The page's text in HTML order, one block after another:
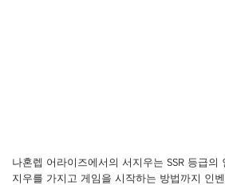
나혼렙 어라이즈에서의 서지우는 SSR 등급의
지우를 가지고 게임을 시작하는 방법까지 인